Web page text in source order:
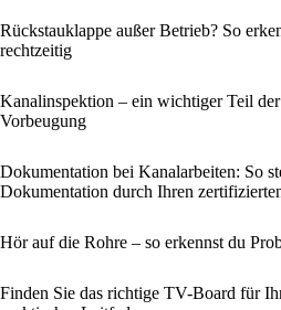
Rückstauklappe außer Betrieb? So
rechtzeitig
Kanalinspektion – ein wichtiger Teil
Vorbeugung
Dokumentation bei Kanalarbeiten: So
Dokumentation durch Ihren
Hör auf die Rohre – so erkennst du
Finden Sie das richtige TV-Board für